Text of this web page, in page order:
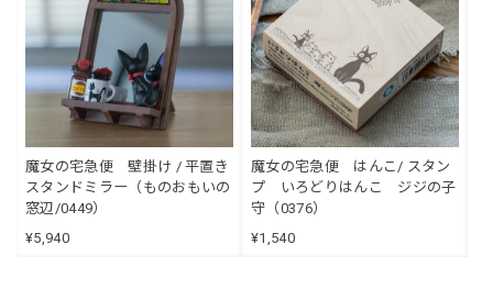
魔女の宅急便 壁掛け / 平置き
スタンドミラー（ものおもいの
窓辺/0449）
¥5,940
魔女の宅急便 はんこ/ スタン
プ いろどりはんこ ジジの子
守（0376）
¥1,540